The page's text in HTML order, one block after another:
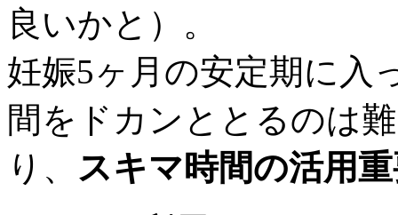
良いかと）。
妊娠5ヶ月の安定期に入
間をドカンととるのは
り、 スキマ時間の活用